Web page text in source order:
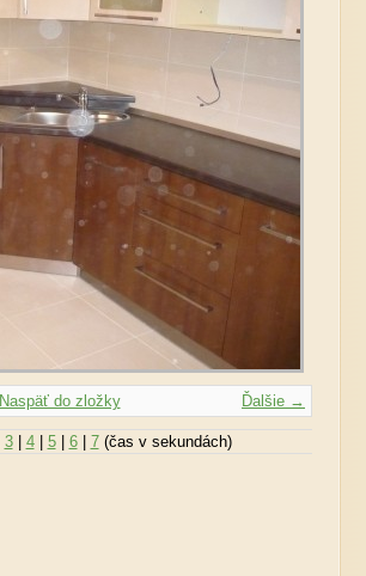
Ďalšie →
Naspäť do zložky
3| 4| 5| 6| 7(čas v sekundách)